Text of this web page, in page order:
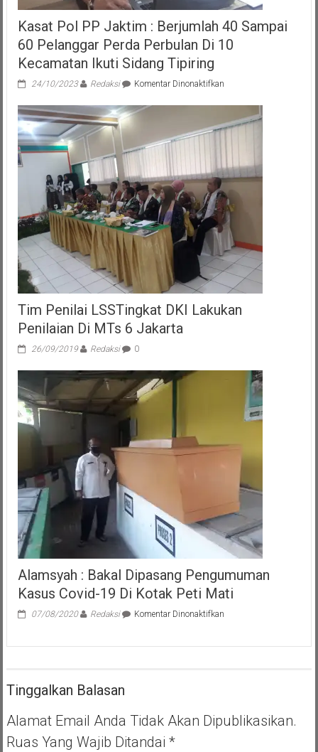
Kasat Pol PP Jaktim : Berjumlah 40 Sampai
60 Pelanggar Perda Perbulan Di 10
Kecamatan Ikuti Sidang Tipiring
24/10/2023 Redaksi Komentar Dinonaktifkanpada
PP
40
60
Pelanggar
Perda
Perbulan
Di
10
Kecamatan
Ikuti
Tipiring
Tim Penilai LSSTingkat DKI Lakukan
Penilaian Di MTs 6 Jakarta
26/09/2019 Redaksi 0
Alamsyah : Bakal Dipasang Pengumuman
Kasus Covid-19 Di Kotak Peti Mati
07/08/2020 Redaksi Komentar Dinonaktifkanpada
19
Di
Tinggalkan Balasan
Alamat Email Anda Tidak Akan Dipublikasikan.
Ruas Yang Wajib Ditandai *